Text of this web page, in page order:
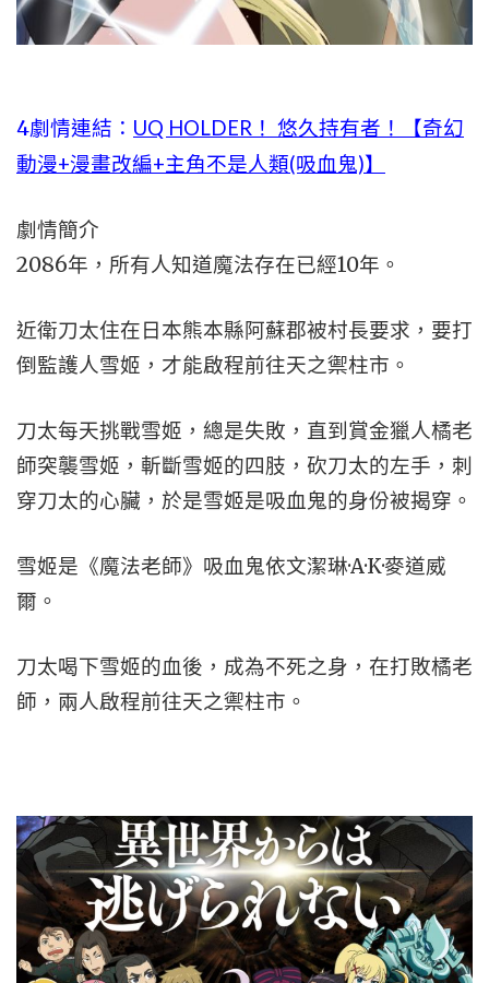
4劇情連結： UQ HOLDER！ 悠久持有者！【奇幻
動漫+漫畫改編+主角不是人類(吸血鬼)】
劇情簡介
2086年，所有人知道魔法存在已經10年。
近衛刀太住在日本熊本縣阿蘇郡被村長要求，要打
倒監護人雪姬，才能啟程前往天之禦柱市。
刀太每天挑戰雪姬，總是失敗，直到賞金獵人橘老
師突襲雪姬，斬斷雪姬的四肢，砍刀太的左手，刺
穿刀太的心臟，於是雪姬是吸血鬼的身份被揭穿。
雪姬是《魔法老師》吸血鬼依文潔琳·A·K·麥道威
爾。
刀太喝下雪姬的血後，成為不死之身，在打敗橘老
師，兩人啟程前往天之禦柱市。